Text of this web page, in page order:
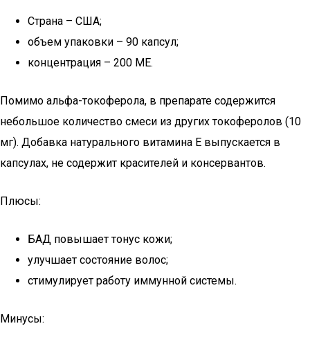
Страна – США;
объем упаковки – 90 капсул;
концентрация – 200 МЕ.
Помимо альфа-токоферола, в препарате содержится
небольшое количество смеси из других токоферолов (10
мг). Добавка натурального витамина E выпускается в
капсулах, не содержит красителей и консервантов.
Плюсы:
БАД повышает тонус кожи;
улучшает состояние волос;
стимулирует работу иммунной системы.
Минусы: